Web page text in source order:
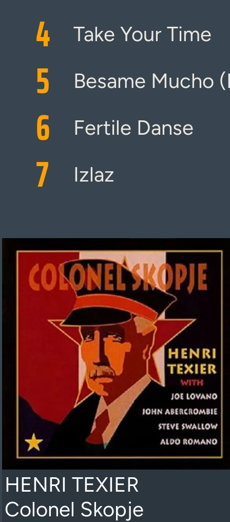
4 Take Your Time
5 Besame Mucho
6 Fertile Danse
7 Izlaz
HENRI TEXIER
Colonel Skopje